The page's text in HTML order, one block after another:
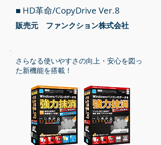
■ HD革命/CopyDrive Ver.8
​販売元 ファンクション株式会社
さらなる使いやすさの向上・安心を図っ
た新機能を搭載！